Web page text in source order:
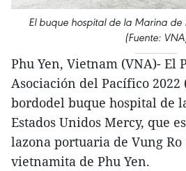
El buque hospital de la Marina de
(Fuente:
Phu Yen, Vietnam (VNA)- El
Asociación del Pacífico 2022
bordodel buque hospital de
Estados Unidos Mercy, que
lazona portuaria de Vung
vietnamita de Phu Yen.